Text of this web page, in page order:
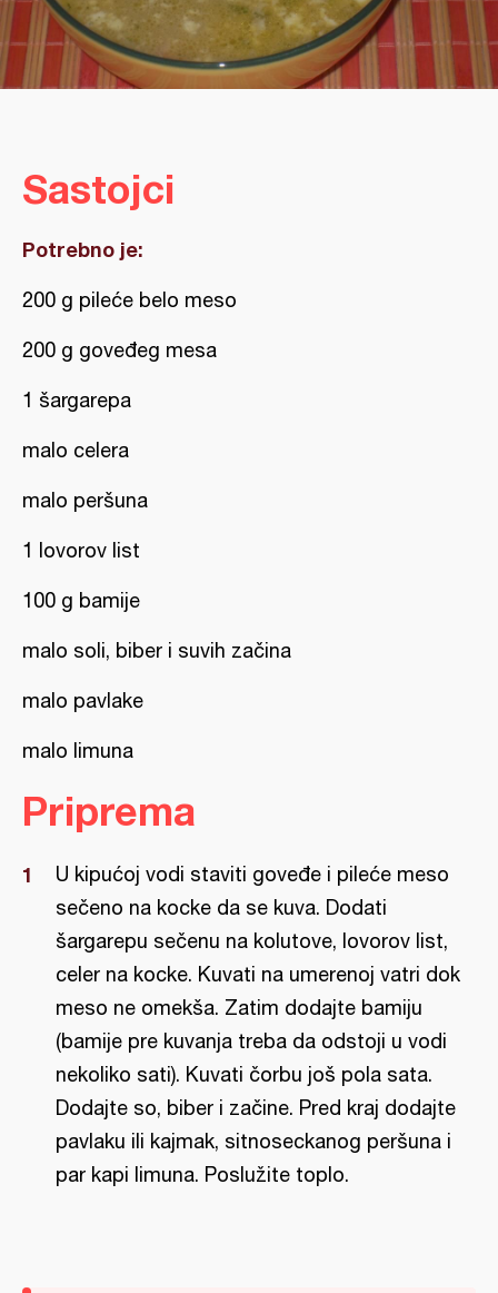
Sastojci
Potrebno je:
200 g pileće belo meso
200 g goveđeg mesa
1 šargarepa
malo celera
malo peršuna
1 lovorov list
100 g bamije
malo soli, biber i suvih začina
malo pavlake
malo limuna
Priprema
U kipućoj vodi staviti goveđe i pileće meso
sečeno na kocke da se kuva. Dodati
šargarepu sečenu na kolutove, lovorov list,
celer na kocke. Kuvati na umerenoj vatri dok
meso ne omekša. Zatim dodajte bamiju
(bamije pre kuvanja treba da odstoji u vodi
nekoliko sati). Kuvati čorbu još pola sata.
Dodajte so, biber i začine. Pred kraj dodajte
pavlaku ili kajmak, sitnoseckanog peršuna i
par kapi limuna. Poslužite toplo.